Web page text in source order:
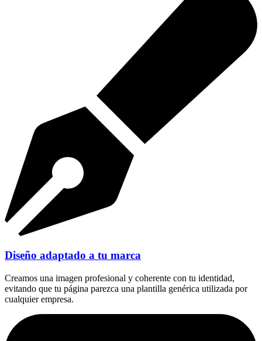
Diseño adaptado a tu marca
Creamos una imagen profesional y coherente con tu identidad,
evitando que tu página parezca una plantilla genérica utilizada por
cualquier empresa.